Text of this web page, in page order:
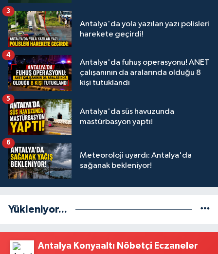
Antalya'da yola yazılan yazı polisleri
harekete geçirdi!
3
Antalya'da fuhuş operasyonu! ANET
çalışanının da aralarında olduğu 8
kişi tutuklandı
4
Antalya'da süs havuzunda
mastürbasyon yaptı!
5
Meteoroloji uyardı: Antalya'da
sağanak bekleniyor!
6
Yükleniyor...
Antalya Konyaaltı Nöbetçi Eczaneler